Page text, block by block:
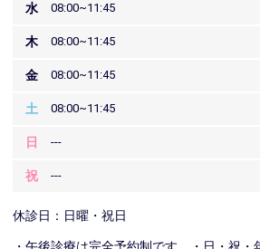
水 08:00~11:45
木 08:00~11:45
金 08:00~11:45
土 08:00~11:45
日 ---
祝 ---
休診日：日曜・祝日